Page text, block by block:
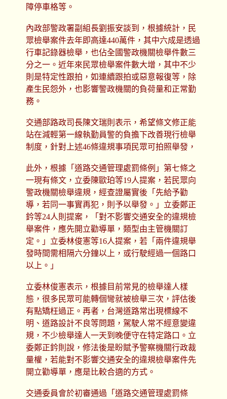
障停車格等。
內政部警政署副組長劉振安談到，根據統計，民
眾檢舉案件去年即高達440萬件，其中六成是透過
行車記錄器檢舉，也佔全國警政機關檢舉件數三
分之一。近年來民眾檢舉案件數大增，其中不少
則是特定性跟拍，如連續跟拍或惡意報復等，除
產生民怨外，也影響警政機關的負荷量和正常勤
務。
交通部路政司長陳文瑞則表示，希望條文修正能
站在減輕第一線執勤員警的負擔下改善現行檢舉
制度，針對上述46條違規事項民眾可拍照舉發，
此外，根據「道路交通管理處罰條例」第七條之
一現有條文，立委陳歐珀等19人提案，若民眾向
警政機關檢舉違規，經查證屬實後「先給予勸
導，若同一事實再犯，則予以舉發。」立委鄭正
鈐等24人則提案，「對不影響交通安全的違規檢
舉案件，應先開立勸導單，類型由主管機關訂
定。」立委林俊憲等16人提案，若「兩件違規舉
發時間需相隔六分鐘以上，或行駛經過一個路口
以上。」
立委林俊憲表示，根據目前常見的檢舉達人樣
態，很多民眾可能轉個彎就被檢舉三次，評估後
有點矯枉過正。再者，台灣道路常出現標線不
明、道路設計不良等問題，駕駛人常不經意變違
規，不少檢舉達人一天到晚便守在特定路口。立
委鄭正鈐則說，修法後是盼賦予警察機關行政裁
量權，若能對不影響交通安全的違規檢舉案件先
開立勸導單，應是比較合適的方式。
交通委員會於初審通過「道路交通管理處罰條